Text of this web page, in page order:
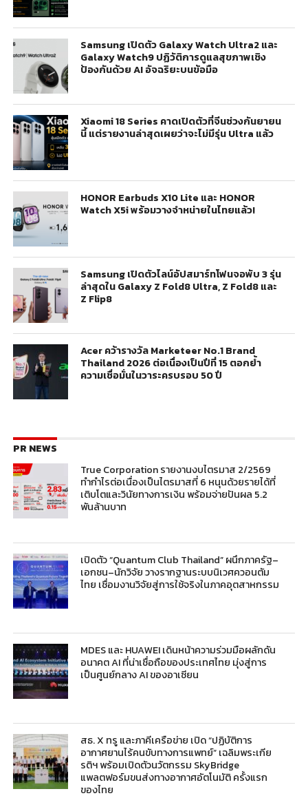
Samsung เปิดตัว Galaxy Watch Ultra2 และ
Galaxy Watch9 ปฏิวัติการดูแลสุขภาพเชิง
ป้องกันด้วย AI อัจฉริยะบนข้อมือ
Xiaomi 18 Series คาดเปิดตัวที่จีนช่วงกันยายน
นี้ แต่รายงานล่าสุดเผยว่าจะไม่มีรุ่น Ultra แล้ว
HONOR Earbuds X10 Lite และ HONOR
Watch X5i พร้อมวางจำหน่ายในไทยแล้ว!
Samsung เปิดตัวไลน์อัปสมาร์ทโฟนจอพับ 3 รุ่น
ล่าสุดใน Galaxy Z Fold8 Ultra, Z Fold8 และ
Z Flip8
Acer คว้ารางวัล Marketeer No.1 Brand
Thailand 2026 ต่อเนื่องเป็นปีที่ 15 ตอกย้ำ
ความเชื่อมั่นในวาระครบรอบ 50 ปี
PR NEWS
True Corporation รายงานงบไตรมาส 2/2569
ทำกำไรต่อเนื่องเป็นไตรมาสที่ 6 หนุนด้วยรายได้ที่
เติบโตและวินัยทางการเงิน พร้อมจ่ายปันผล 5.2
พันล้านบาท
เปิดตัว “Quantum Club Thailand” ผนึกภาครัฐ–
เอกชน–นักวิจัย วางรากฐานระบบนิเวศควอนตัม
ไทย เชื่อมงานวิจัยสู่การใช้จริงในภาคอุตสาหกรรม
MDES และ HUAWEI เดินหน้าความร่วมมือผลักดัน
อนาคต AI ที่น่าเชื่อถือของประเทศไทย มุ่งสู่การ
เป็นศูนย์กลาง AI ของอาเซียน
สธ. X ทรู และภาคีเครือข่าย เปิด “ปฏิบัติการ
อากาศยานไร้คนขับทางการแพทย์” เฉลิมพระเกีย
รติฯ พร้อมเปิดตัวนวัตกรรม SkyBridge
แพลตฟอร์มขนส่งทางอากาศอัตโนมัติ ครั้งแรก
ของไทย